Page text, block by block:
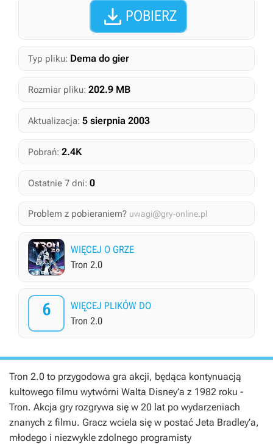
 POBIERZ
Typ pliku: Dema do gier
Rozmiar pliku: 202.9 MB
Aktualizacja: 5 sierpnia 2003
Pobrań: 2.4K
Ostatnie 7 dni: 0
Problem z pobieraniem? uwagi@gry-online.pl
WIĘCEJ O GRZE
Tron 2.0
6
WIĘCEJ PLIKÓW DO
Tron 2.0
Tron 2.0 to przygodowa gra akcji, będąca kontynuacją
kultowego filmu wytwórni Walta Disney’a z 1982 roku -
Tron. Akcja gry rozgrywa się w 20 lat po wydarzeniach
znanych z filmu. Gracz wciela się w postać Jeta Bradley’a,
młodego i niezwykle zdolnego programisty